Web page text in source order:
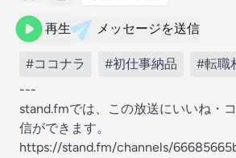
再生 メッセージを送信
#ココナラ #初仕事納品
#転職
---
stand.fmでは、この放送にいいね・
信ができます。
https://stand.fm/channels/